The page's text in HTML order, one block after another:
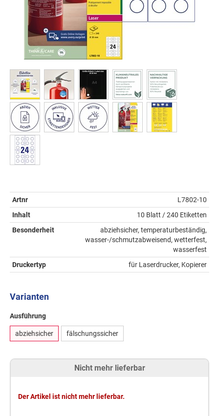
Artnr
L7802-10
Inhalt
10 Blatt / 240 Etiketten
Besonderheit
abziehsicher, temperaturbeständig,
wasser-/schmutzabweisend, wetterfest,
wasserfest
Druckertyp
für Laserdrucker, Kopierer
Varianten
Ausführung
abziehsicher fälschungssicher
Nicht mehr lieferbar
Der Artikel ist nicht mehr lieferbar.